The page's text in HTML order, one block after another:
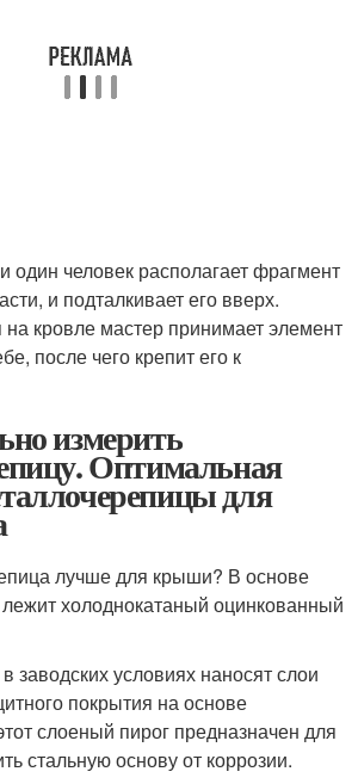
один человек располагает фрагмент
и подталкивает его вверх.
кровле мастер принимает элемент
после чего крепит его к
измерить
Оптимальная
для
лучше для крыши? В основе
холоднокатаный оцинкованный
заводских условиях наносят слои
покрытия на основе
слоеный пирог предназначен для
стальную основу от коррозии.